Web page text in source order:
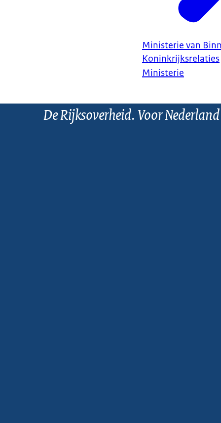
Ministerie van
Koninkrijksrelaties
Ministerie
De Rijksoverheid. Voor Nederland